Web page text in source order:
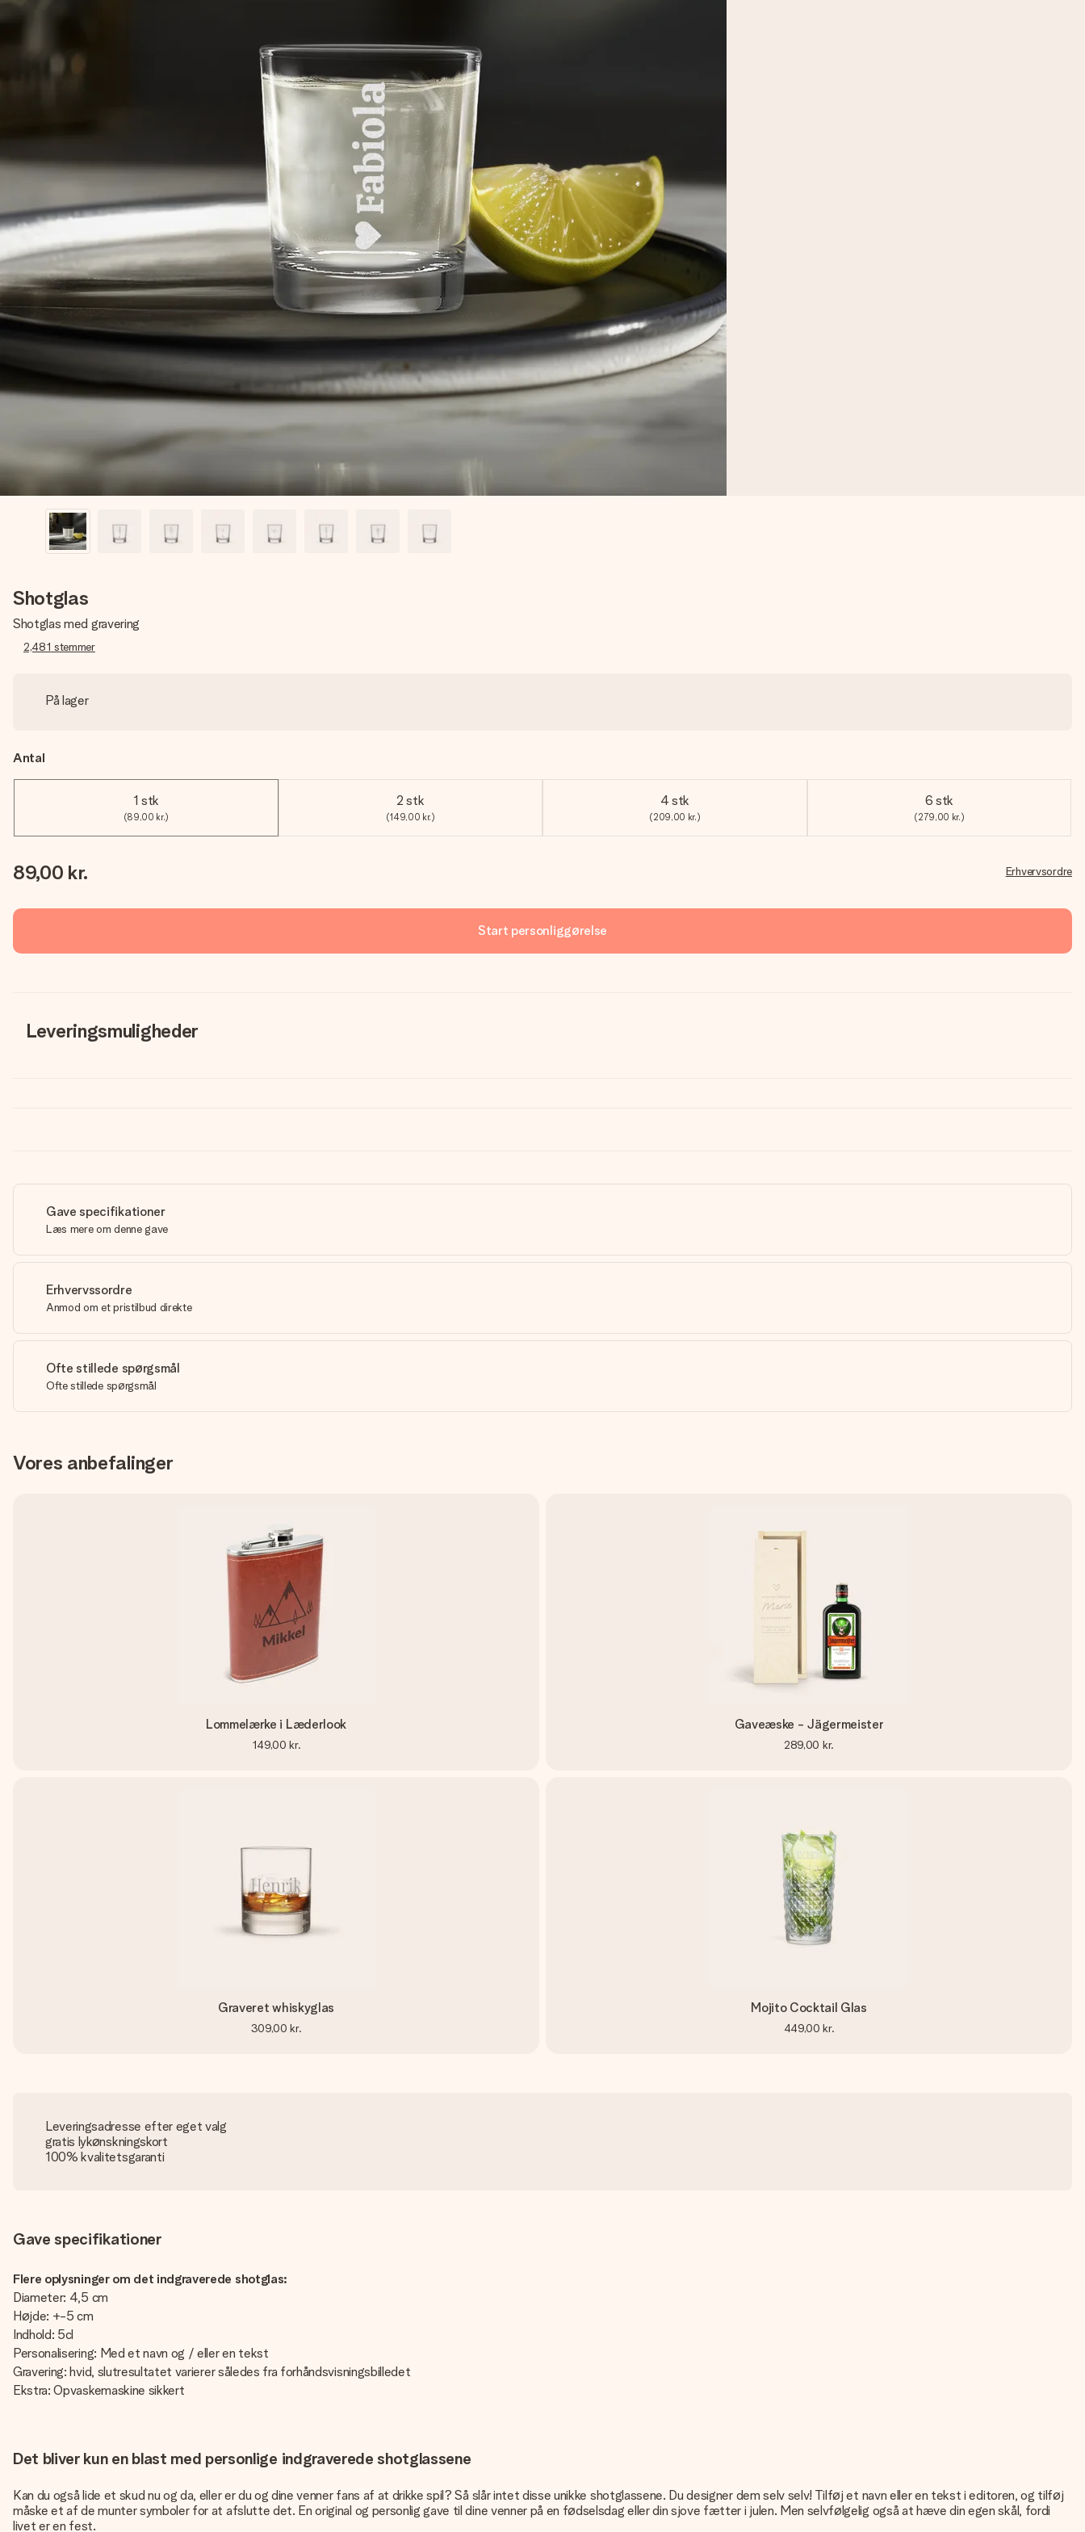
Shotglas
Shotglas med gravering
2,481 stemmer
På lager
Antal
1 stk
(89,00 kr.)
2 stk
(149,00 kr.)
4 stk
(209,00 kr.)
6 stk
(279,00 kr.)
89,00 kr. Erhvervsordre
Start personliggørelse
Leveringsmuligheder
Gave specifikationer
Læs mere om denne gave
Erhvervssordre
Anmod om et pristilbud direkte
Ofte stillede spørgsmål
Ofte stillede spørgsmål
Vores anbefalinger
Lommelærke i Læderlook
149,00 kr.
Gaveæske - Jägermeister
289,00 kr.
Graveret whiskyglas
309,00 kr.
Mojito Cocktail Glas
449,00 kr.
Leveringsadresse efter eget valg
gratis lykønskningskort
100% kvalitetsgaranti
Gave specifikationer
Flere oplysninger om det indgraverede shotglas:
Diameter: 4,5 cm
Højde: +-5 cm
Indhold: 5cl
Personalisering: Med et navn og / eller en tekst
Gravering: hvid, slutresultatet varierer således fra forhåndsvisningsbilledet
Ekstra: Opvaskemaskine sikkert
Det bliver kun en blast med personlige indgraverede shotglassene
Kan du også lide et skud nu og da, eller er du og dine venner fans af at drikke spil? Så slår intet disse unikke shotglassene. Du designer dem selv selv! Tilføj et navn eller en tekst i editoren, og tilføj
måske et af de munter symboler for at afslutte det. En original og personlig gave til dine venner på en fødselsdag eller din sjove fætter i julen. Men selvfølgelig også at hæve din egen skål, fordi
livet er en fest.